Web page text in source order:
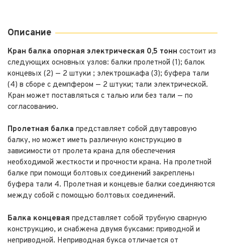
Описание
Кран балка опорная электрическая 0,5 тонн состоит из
следующих основных узлов: балки пролетной (1); балок
концевых (2) — 2 штуки ; электрошкафа (3); буфера тали
(4) в сборе с демпфером — 2 штуки; тали электрической.
Кран может поставляться с талью или без тали — по
согласованию.
Пролетная балка представляет собой двутавровую
балку, но может иметь различную конструкцию в
зависимости от пролета крана для обеспечения
необходимой жесткости и прочности крана. На пролетной
балке при помощи болтовых соединений закреплены
буфера тали 4. Пролетная и концевые балки соединяются
между собой с помощью болтовых соединений.
Балка концевая представляет собой трубную сварную
конструкцию, и снабжена двумя буксами: приводной и
неприводной. Неприводная букса отличается от